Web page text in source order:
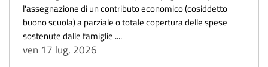
l'assegnazione di un contributo economico (cosiddetto
buono scuola) a parziale o totale copertura delle spese
sostenute dalle famiglie ....
ven 17 lug, 2026